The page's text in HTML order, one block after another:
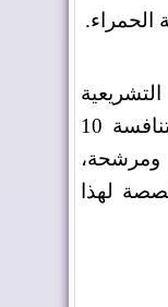
الحمراء.
المحلية، بلغ عدد اللوائح المتنافسة 10
ومرشحة،
لهذا